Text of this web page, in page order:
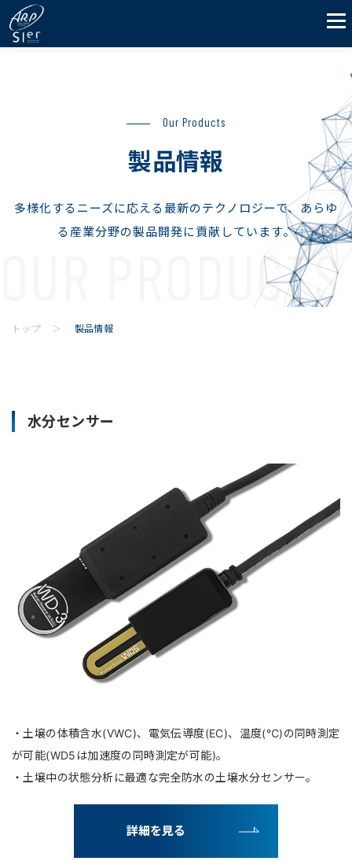
Our Products
製品情報
多様化するニーズに応える最新のテクノロジーで、あらゆ
る産業分野の製品開発に貢献しています。
トップ 製品情報
水分センサー
・土壌の体積含水(VWC)、電気伝導度(EC)、温度(℃)の同時測定
が可能(WD5は加速度の同時測定が可能)。
・土壌中の状態分析に最適な完全防水の土壌水分センサー。
詳細を見る